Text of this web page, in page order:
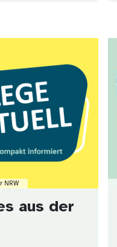
NRW
aus der